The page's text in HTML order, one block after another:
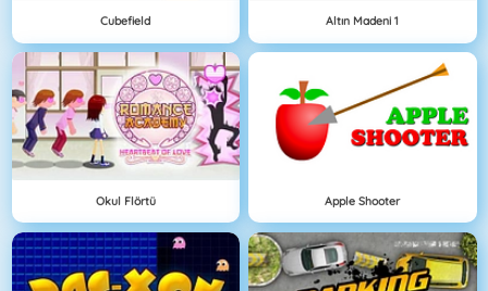
Cubefield Altın Madeni 1
Okul Flörtü Apple Shooter